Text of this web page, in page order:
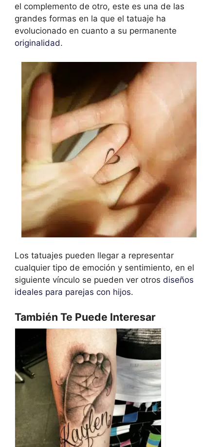
el complemento de otro, este es una de las
grandes formas en la que el tatuaje ha
evolucionado en cuanto a su permanente
originalidad.
Los tatuajes pueden llegar a representar
cualquier tipo de emoción y sentimiento, en el
siguiente vínculo se pueden ver otros diseños
ideales para parejas con hijos.
También Te Puede Interesar